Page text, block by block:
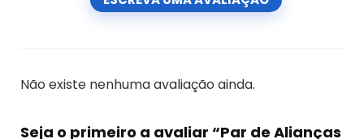
Não existe nenhuma avaliação ainda.
Seja o primeiro a avaliar “Par de Alianças